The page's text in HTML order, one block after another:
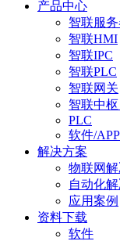
产品中心
智联服
智联HMI
智联IPC
智联PLC
智联网关
智联中枢
PLC
软件/
解决方案
物联网
自动化
应用案例
资料下载
软件